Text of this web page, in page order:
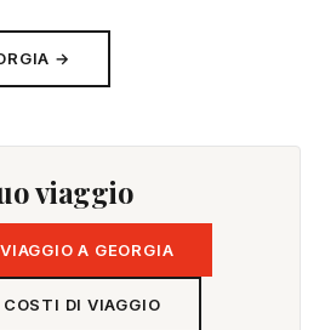
→
viaggio
A GEORGIA
DI VIAGGIO